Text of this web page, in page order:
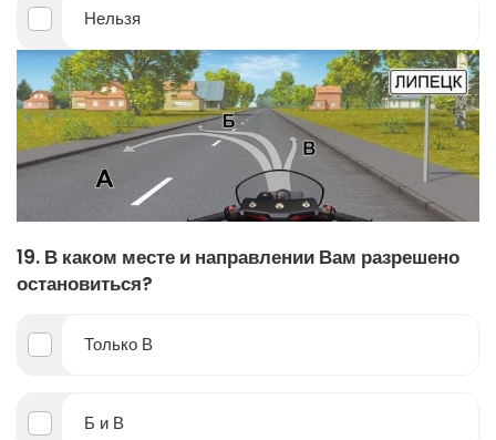
Нельзя
19. В каком месте и направлении Вам разрешено
остановиться?
Только В
Б и В